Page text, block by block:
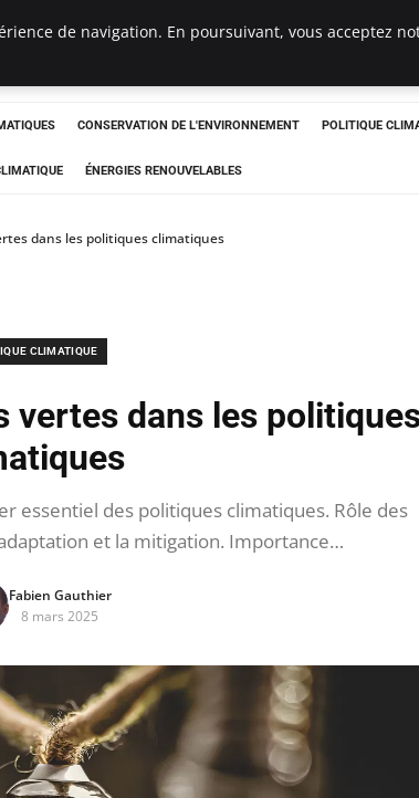
CONSERVATION DE L'ENVIRONNEMENT POLITIQUE
ÉNERGIES RENOUVELABLES
dans les politiques climatiques
CLIMATIQUE
vertes dans les
essentiel des politiques climatiques. Rôle des
et la mitigation. Importance…
Fabien Gauthier
8 mars 2025
de navigation. En poursuivant, vous acceptez